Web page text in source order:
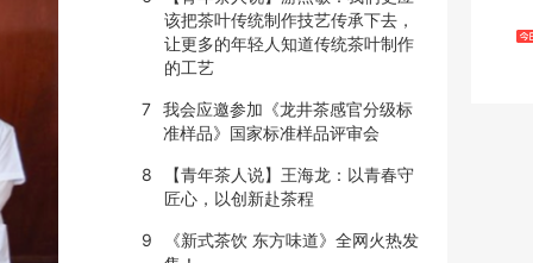
该把茶叶传统制作技艺传承下去，
让更多的年轻人知道传统茶叶制作
的工艺
7
我会应邀参加《龙井茶感官分级标
准样品》国家标准样品评审会
8
【青年茶人说】王海龙：以青春守
匠心，以创新赴茶程
9
《新式茶饮 东方味道》全网火热发